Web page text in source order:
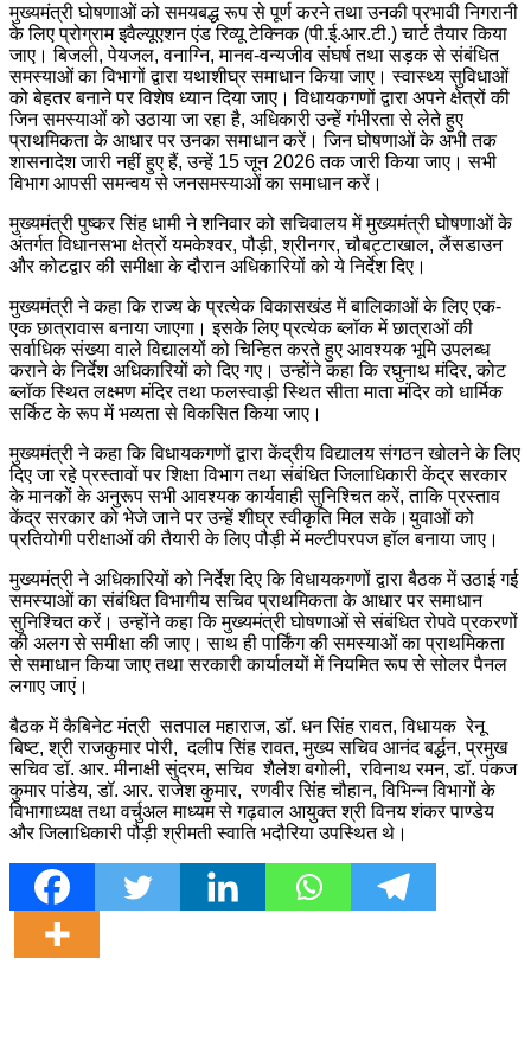
मुख्यमंत्री घोषणाओं को समयबद्ध रूप से पूर्ण करने तथा उनकी प्रभावी निगरानी
के लिए प्रोग्राम इवैल्यूएशन एंड रिव्यू टेक्निक (पी.ई.आर.टी.) चार्ट तैयार किया
जाए। बिजली, पेयजल, वनाग्नि, मानव-वन्यजीव संघर्ष तथा सड़क से संबंधित
समस्याओं का विभागों द्वारा यथाशीघ्र समाधान किया जाए। स्वास्थ्य सुविधाओं
को बेहतर बनाने पर विशेष ध्यान दिया जाए। विधायकगणों द्वारा अपने क्षेत्रों की
जिन समस्याओं को उठाया जा रहा है, अधिकारी उन्हें गंभीरता से लेते हुए
प्राथमिकता के आधार पर उनका समाधान करें। जिन घोषणाओं के अभी तक
शासनादेश जारी नहीं हुए हैं, उन्हें 15 जून 2026 तक जारी किया जाए। सभी
विभाग आपसी समन्वय से जनसमस्याओं का समाधान करें।
मुख्यमंत्री पुष्कर सिंह धामी ने शनिवार को सचिवालय में मुख्यमंत्री घोषणाओं के
अंतर्गत विधानसभा क्षेत्रों यमकेश्वर, पौड़ी, श्रीनगर, चौबट्टाखाल, लैंसडाउन
और कोटद्वार की समीक्षा के दौरान अधिकारियों को ये निर्देश दिए।
मुख्यमंत्री ने कहा कि राज्य के प्रत्येक विकासखंड में बालिकाओं के लिए एक-
एक छात्रावास बनाया जाएगा। इसके लिए प्रत्येक ब्लॉक में छात्राओं की
सर्वाधिक संख्या वाले विद्यालयों को चिन्हित करते हुए आवश्यक भूमि उपलब्ध
कराने के निर्देश अधिकारियों को दिए गए। उन्होंने कहा कि रघुनाथ मंदिर, कोट
ब्लॉक स्थित लक्ष्मण मंदिर तथा फलस्वाड़ी स्थित सीता माता मंदिर को धार्मिक
सर्किट के रूप में भव्यता से विकसित किया जाए।
मुख्यमंत्री ने कहा कि विधायकगणों द्वारा केंद्रीय विद्यालय संगठन खोलने के लिए
दिए जा रहे प्रस्तावों पर शिक्षा विभाग तथा संबंधित जिलाधिकारी केंद्र सरकार
के मानकों के अनुरूप सभी आवश्यक कार्यवाही सुनिश्चित करें, ताकि प्रस्ताव
केंद्र सरकार को भेजे जाने पर उन्हें शीघ्र स्वीकृति मिल सके।युवाओं को
प्रतियोगी परीक्षाओं की तैयारी के लिए पौड़ी में मल्टीपरपज हॉल बनाया जाए।
मुख्यमंत्री ने अधिकारियों को निर्देश दिए कि विधायकगणों द्वारा बैठक में उठाई गई
समस्याओं का संबंधित विभागीय सचिव प्राथमिकता के आधार पर समाधान
सुनिश्चित करें। उन्होंने कहा कि मुख्यमंत्री घोषणाओं से संबंधित रोपवे प्रकरणों
की अलग से समीक्षा की जाए। साथ ही पार्किंग की समस्याओं का प्राथमिकता
से समाधान किया जाए तथा सरकारी कार्यालयों में नियमित रूप से सोलर पैनल
लगाए जाएं।
बैठक में कैबिनेट मंत्री सतपाल महाराज, डॉ. धन सिंह रावत, विधायक रेनू
बिष्ट, श्री राजकुमार पोरी, दलीप सिंह रावत, मुख्य सचिव आनंद बर्द्धन, प्रमुख
सचिव डॉ. आर. मीनाक्षी सुंदरम, सचिव शैलेश बगोली, रविनाथ रमन, डॉ. पंकज
कुमार पांडेय, डॉ. आर. राजेश कुमार, रणवीर सिंह चौहान, विभिन्न विभागों के
विभागाध्यक्ष तथा वर्चुअल माध्यम से गढ़वाल आयुक्त श्री विनय शंकर पाण्डेय
और जिलाधिकारी पौड़ी श्रीमती स्वाति भदौरिया उपस्थित थे।